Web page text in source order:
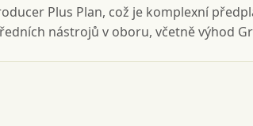
Plus Plan, což je komplexní
nástrojů v oboru, včetně výhod